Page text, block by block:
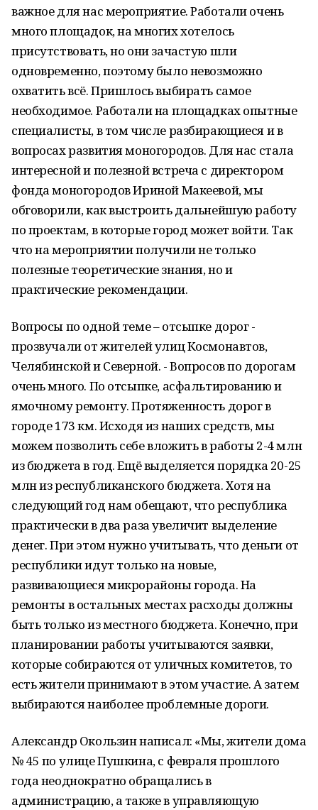
важное для нас мероприятие. Работали очень
много площадок, на многих хотелось
присутствовать, но они зачастую шли
одновременно, поэтому было невозможно
охватить всё. Пришлось выбирать самое
необходимое. Работали на площадках опытные
специалисты, в том числе разбирающиеся и в
вопросах развития моногородов. Для нас стала
интересной и полезной встреча с директором
фонда моногородов Ириной Макеевой, мы
обговорили, как выстроить дальнейшую работу
по проектам, в которые город может войти. Так
что на мероприятии получили не только
полезные теоретические знания, но и
практические рекомендации.
Вопросы по одной теме – отсыпке дорог -
прозвучали от жителей улиц Космонавтов,
Челябинской и Северной. - Вопросов по дорогам
очень много. По отсыпке, асфальтированию и
ямочному ремонту. Протяженность дорог в
городе 173 км. Исходя из наших средств, мы
можем позволить себе вложить в работы 2-4 млн
из бюджета в год. Ещё выделяется порядка 20-25
млн из республиканского бюджета. Хотя на
следующий год нам обещают, что республика
практически в два раза увеличит выделение
денег. При этом нужно учитывать, что деньги от
республики идут только на новые,
развивающиеся микрорайоны города. На
ремонты в остальных местах расходы должны
быть только из местного бюджета. Конечно, при
планировании работы учитываются заявки,
которые собираются от уличных комитетов, то
есть жители принимают в этом участие. А затем
выбираются наиболее проблемные дороги.
Александр Окользин написал: «Мы, жители дома
№ 45 по улице Пушкина, с февраля прошлого
года неоднократно обращались в
администрацию, а также в управляющую